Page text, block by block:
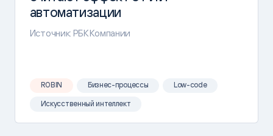
автоматизации
Источник: РБК Компании
ROBIN Бизнес-процессы Low-code
Искусственный интеллект